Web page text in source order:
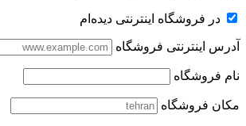
در فروشگاه اینترنتی دیده‌ام
آدرس اینترنتی فروشگاه
نام فروشگاه
مکان فروشگاه